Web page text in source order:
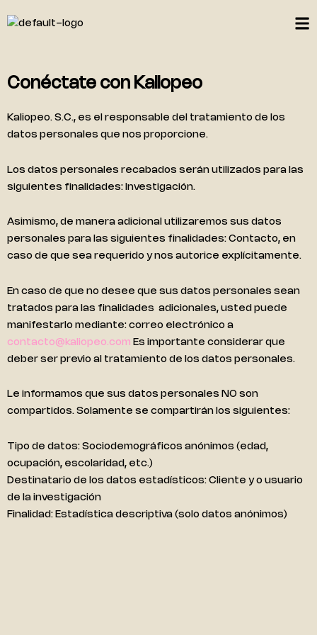
al
Conéctate con Kaliopeo
Kaliopeo. S.C., es el responsable del tratamiento de los
datos personales que nos proporcione.
Los datos personales recabados serán utilizados para las
siguientes finalidades: Investigación.
Asimismo, de manera adicional utilizaremos sus datos
personales para las siguientes finalidades: Contacto, en
caso de que sea requerido y nos autorice explícitamente.
En caso de que no desee que sus datos personales sean
tratados para las finalidades adicionales, usted puede
manifestarlo mediante: correo electrónico a
contacto@kaliopeo.com Es importante considerar que
deber ser previo al tratamiento de los datos personales.
Le informamos que sus datos personales NO son
compartidos. Solamente se compartirán los siguientes:
Tipo de datos: Sociodemográficos anónimos (edad,
ocupación, escolaridad, etc.)
Destinatario de los datos estadísticos: Cliente y o usuario
de la investigación
Finalidad: Estadística descriptiva (solo datos anónimos)